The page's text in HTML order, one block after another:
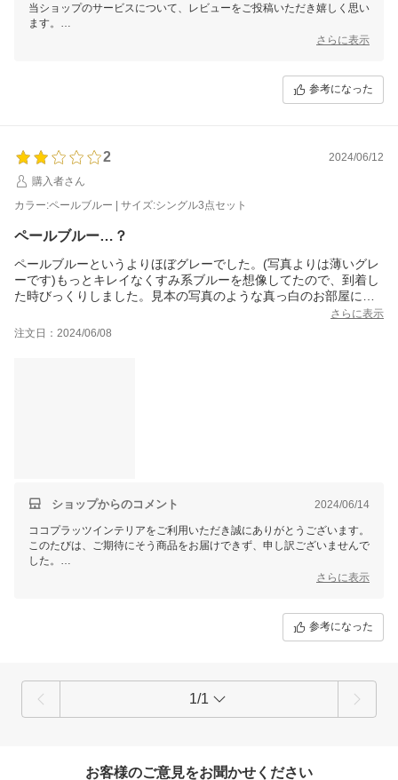
当ショップのサービスについて、レビューをご投稿いただき嬉しく思い
ます。
また、無事に商品がお手元に届いたとのご報告をいただきましたこと、
これからもココプラッツインテリアをよろしくお願いいたします。
さらに表示
参考になった
2
2024/06/12
購入者さん
カラー:ペールブルー | サイズ:シングル3点セット
ペールブルー…？
ペールブルーというよりほぼグレーでした。(写真よりは薄いグレ
ーです)もっとキレイなくすみ系ブルーを想像してたので、到着し
た時びっくりしました。見本の写真のような真っ白のお部屋にア
クセントになるかなと思ったのに残念です。ペールグレーくらい
に思っているとちょうどいいと思います。
さらに表示
注文日：2024/06/08
ショップからのコメント 2024/06/14
ココプラッツインテリアをご利用いただき誠にありがとうございます。
このたびは、ご期待にそう商品をお届けできず、申し訳ございませんで
した。
ご利用のモニターや端末によって、色の見え方に差が生じる場合がござ
お客様には改めてご案内のメールをお送りしましたので、お手数ですが
す。
このたびは、ご投稿いただきありがとうございました。
さらに表示
参考になった
1/1
お客様のご意見をお聞かせください